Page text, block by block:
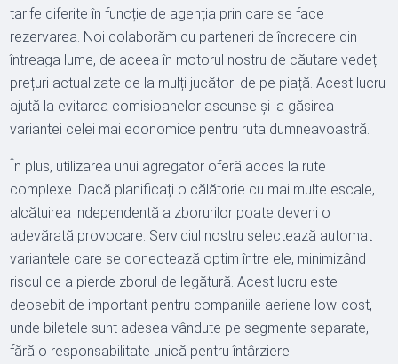
tarife diferite în funcție de agenția prin care se face
rezervarea. Noi colaborăm cu parteneri de încredere din
întreaga lume, de aceea în motorul nostru de căutare vedeți
prețuri actualizate de la mulți jucători de pe piață. Acest lucru
ajută la evitarea comisioanelor ascunse și la găsirea
variantei celei mai economice pentru ruta dumneavoastră.
În plus, utilizarea unui agregator oferă acces la rute
complexe. Dacă planificați o călătorie cu mai multe escale,
alcătuirea independentă a zborurilor poate deveni o
adevărată provocare. Serviciul nostru selectează automat
variantele care se conectează optim între ele, minimizând
riscul de a pierde zborul de legătură. Acest lucru este
deosebit de important pentru companiile aeriene low-cost,
unde biletele sunt adesea vândute pe segmente separate,
fără o responsabilitate unică pentru întârziere.